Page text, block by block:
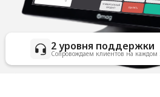
2 уровня поддержки
Сопровождаем клиентов на каждом